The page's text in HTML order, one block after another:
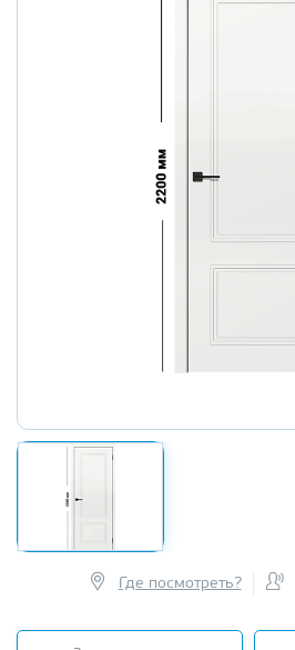
Где посмотреть?